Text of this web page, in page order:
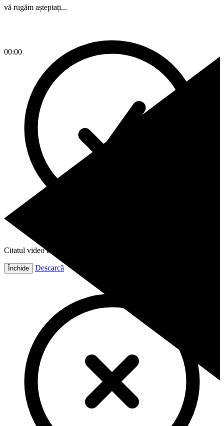
00:00
vă rugăm așteptați...
Citatul video este gata!
Închide Descarcă